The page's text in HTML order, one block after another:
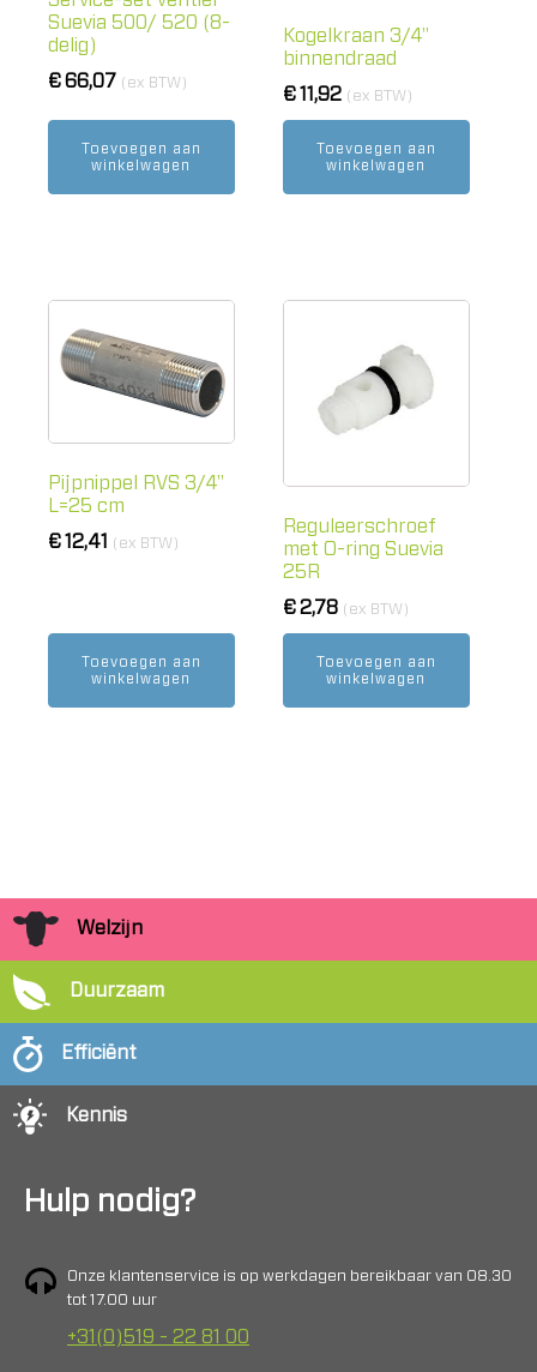
Suevia 500/ 520 (8-
delig)
€66,07 (ex BTW)
Toevoegen aan
winkelwagen
Kogelkraan 3/4"
binnendraad
€11,92 (ex BTW)
Toevoegen aan
winkelwagen
Pijpnippel RVS 3/4"
L=25 cm
€12,41 (ex BTW)
Toevoegen aan
winkelwagen
Reguleerschroef
met O-ring Suevia
25R
€2,78 (ex BTW)
Toevoegen aan
winkelwagen
Welzijn
Duurzaam
Efficiënt
Kennis
Hulp nodig?
Onze klantenservice is op werkdagen bereikbaar van 08.30
tot 17.00 uur
+31(0)519 - 22 81 00